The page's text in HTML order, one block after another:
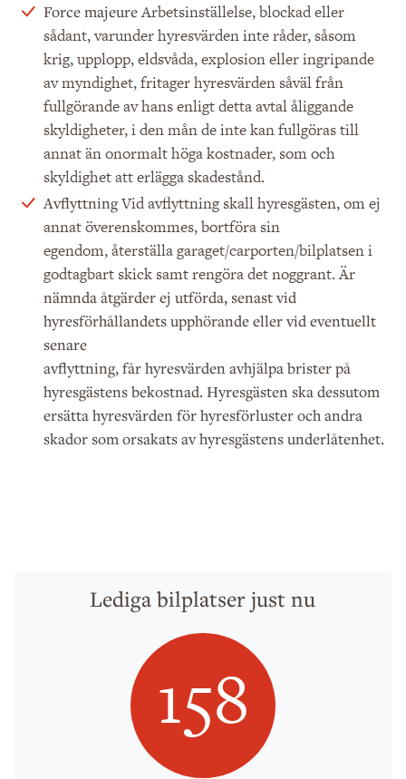
Force majeureArbetsinställelse, blockad eller
sådant, varunder hyresvärden inte råder, såsom
krig, upplopp, eldsvåda, explosion eller ingripande
av myndighet, fritager hyresvärden såväl från
fullgörande av hans enligt detta avtal åliggande
skyldigheter, i den mån de inte kan fullgöras till
annat än onormalt höga kostnader, som och
skyldighet att erlägga skadestånd.
AvflyttningVid avflyttning skall hyresgästen, om ej
annat överenskommes, bortföra sin
egendom, återställa garaget/carporten/bilplatsen i
godtagbart skick samt rengöra det noggrant. Är
nämnda åtgärder ej utförda, senast vid
hyresförhållandets upphörande eller vid eventuellt
senare
avflyttning, får hyresvärden avhjälpa brister på
hyresgästens bekostnad. Hyresgästen ska dessutom
ersätta hyresvärden för hyresförluster och andra
skador som orsakats av hyresgästens underlåtenhet.
Lediga bilplatser just nu
158